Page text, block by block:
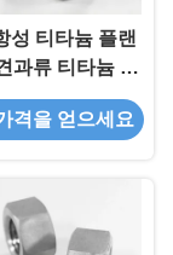
성 티타늄 플랜
과류 티타늄 볼
2 개의 잠금 견
있습니다.
격을 얻으세요